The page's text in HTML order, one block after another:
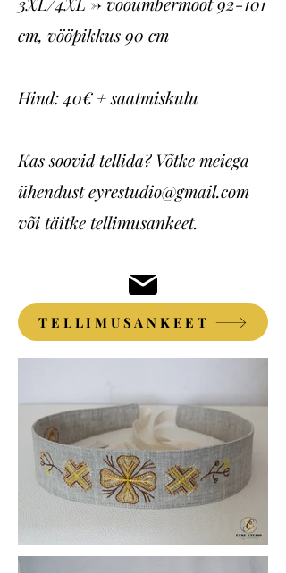
cm, vööpikkus 90 cm
Hind: 40€ + saatmiskulu
Kas soovid tellida? Võtke meiega
ühendusteyrestudio@gmail.com
või täitke tellimusankeet.
TELLIMUSANKEET